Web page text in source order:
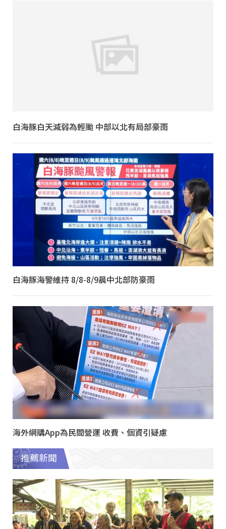
白海豚白天減弱為輕颱 中部以北有局部豪雨
白海豚海警維持 8/8-8/9晨中北部防豪雨
海外網購App為民間營運 收費、個資引疑慮
推薦新聞